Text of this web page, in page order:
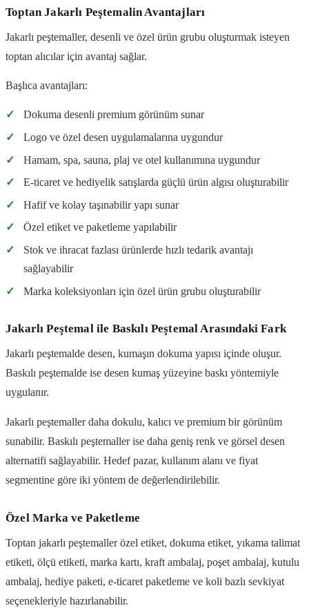
Toptan Jakarlı Peştemalin Avantajları
Jakarlı peştemaller, desenli ve özel ürün grubu oluşturmak isteyen
toptan alıcılar için avantaj sağlar.
Başlıca avantajları:
✓
Dokuma desenli premium görünüm sunar
✓
Logo ve özel desen uygulamalarına uygundur
✓
Hamam, spa, sauna, plaj ve otel kullanımına uygundur
✓
E-ticaret ve hediyelik satışlarda güçlü ürün algısı oluşturabilir
✓
Hafif ve kolay taşınabilir yapı sunar
✓
Özel etiket ve paketleme yapılabilir
✓
Stok ve ihracat fazlası ürünlerde hızlı tedarik avantajı
sağlayabilir
✓
Marka koleksiyonları için özel ürün grubu oluşturabilir
Jakarlı Peştemal ile Baskılı Peştemal Arasındaki Fark
Jakarlı peştemalde desen, kumaşın dokuma yapısı içinde oluşur.
Baskılı peştemalde ise desen kumaş yüzeyine baskı yöntemiyle
uygulanır.
Jakarlı peştemaller daha dokulu, kalıcı ve premium bir görünüm
sunabilir. Baskılı peştemaller ise daha geniş renk ve görsel desen
alternatifi sağlayabilir. Hedef pazar, kullanım alanı ve fiyat
segmentine göre iki yöntem de değerlendirilebilir.
Özel Marka ve Paketleme
Toptan jakarlı peştemaller özel etiket, dokuma etiket, yıkama talimat
etiketi, ölçü etiketi, marka kartı, kraft ambalaj, poşet ambalaj, kutulu
ambalaj, hediye paketi, e-ticaret paketleme ve koli bazlı sevkiyat
seçenekleriyle hazırlanabilir.